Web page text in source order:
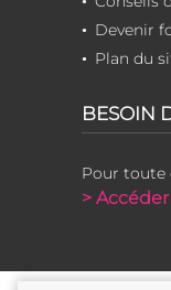
Devenir
Plan du
BESOIN
Pour toute
>